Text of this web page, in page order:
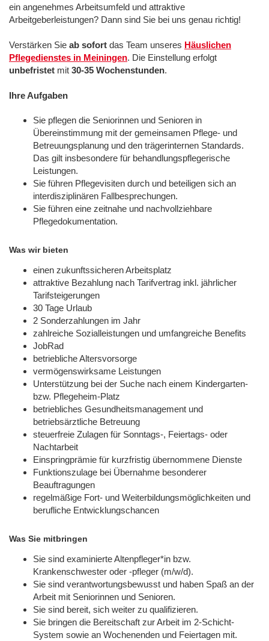
ein angenehmes Arbeitsumfeld und attraktive
Arbeitgeberleistungen? Dann sind Sie bei uns genau richtig!
Verstärken Sie ab sofort das Team unseres Häuslichen
Pflegedienstes in Meiningen. Die Einstellung erfolgt
unbefristet mit 30-35 Wochenstunden.
Ihre Aufgaben
Sie pflegen die Seniorinnen und Senioren in
Übereinstimmung mit der gemeinsamen Pflege- und
Betreuungsplanung und den trägerinternen Standards.
Das gilt insbesondere für behandlungspflegerische
Leistungen.
Sie führen Pflegevisiten durch und beteiligen sich an
interdisziplinären Fallbesprechungen.
Sie führen eine zeitnahe und nachvollziehbare
Pflegedokumentation.
Was wir bieten
einen zukunftssicheren Arbeitsplatz
attraktive Bezahlung nach Tarifvertrag inkl. jährlicher
Tarifsteigerungen
30 Tage Urlaub
2 Sonderzahlungen im Jahr
zahlreiche Sozialleistungen und umfangreiche Benefits
JobRad
betriebliche Altersvorsorge
vermögenswirksame Leistungen
Unterstützung bei der Suche nach einem Kindergarten-
bzw. Pflegeheim-Platz
betriebliches Gesundheitsmanagement und
betriebsärztliche Betreuung
steuerfreie Zulagen für Sonntags-, Feiertags- oder
Nachtarbeit
Einspringprämie für kurzfristig übernommene Dienste
Funktionszulage bei Übernahme besonderer
Beauftragungen
regelmäßige Fort- und Weiterbildungsmöglichkeiten und
berufliche Entwicklungschancen
Was Sie mitbringen
Sie sind examinierte Altenpfleger*in bzw.
Krankenschwester oder -pfleger (m/w/d).
Sie sind verantwortungsbewusst und haben Spaß an der
Arbeit mit Seniorinnen und Senioren.
Sie sind bereit, sich weiter zu qualifizieren.
Sie bringen die Bereitschaft zur Arbeit im 2-Schicht-
System sowie an Wochenenden und Feiertagen mit.